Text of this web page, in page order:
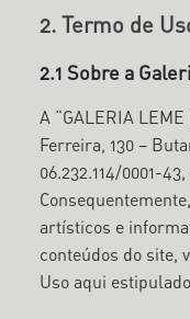
2. Termo de
2.1 Sobre a
A “GALERIA
Ferreira, 130 –
06.232.114/0001-
artísticos e
conteúdos do site,
Uso aqui